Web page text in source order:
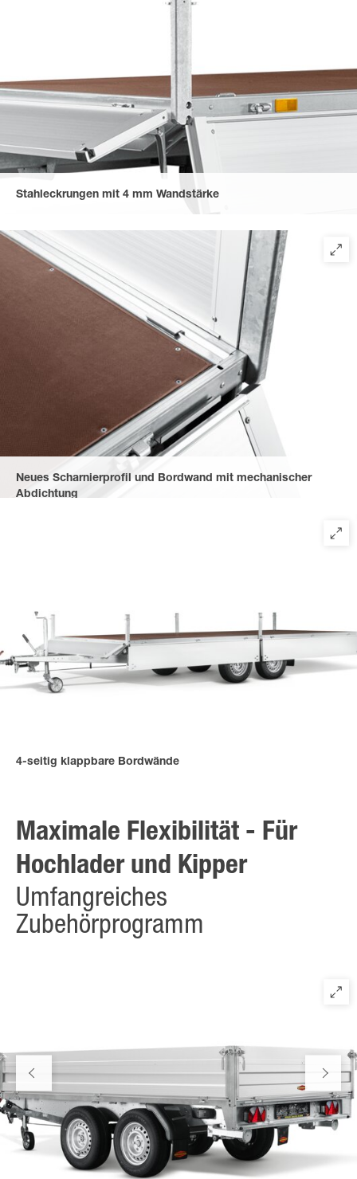
Stahleckrungen mit 4 mm Wandstärke
Stahlgitteraufsatzes oder Plane und Spriegel. Verschraubt und
steckbar, leicht zu entfernen für barrierefreies Verladen.
Neues Scharnierprofil und Bordwand mit mechanischer
Abdichtung
4-seitig klappbare Bordwände
Maximale Flexibilität - Für
Hochlader und Kipper
Umfangreiches
Zubehörprogramm